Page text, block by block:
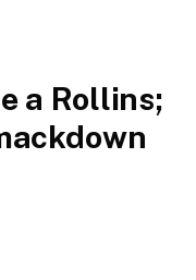
a Rollins;